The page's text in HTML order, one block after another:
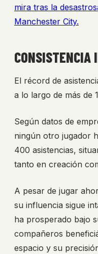
mira tras la
Manchester City.
CONSISTENCIA
El récord de
a lo largo de más de
Según datos de
ningún otro jugador
400 asistencias,
tanto en creación
A pesar de jugar
su influencia sigue
ha prosperado bajo
compañeros
espacio y su